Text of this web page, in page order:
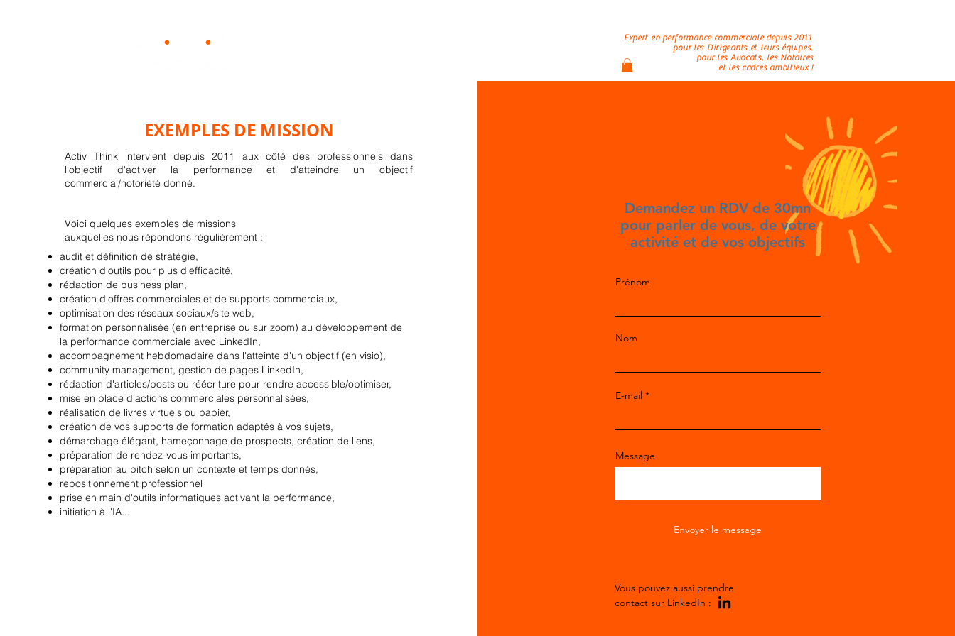
Expert en performance commerciale depuis 2011
pour les Dirigeants et leurs équipes,
pour les Avocats, les Notaires
et les cadres ambitieux !
EXEMPLES DE MISSION
Pass gratuit
7 jours
Activ Think intervient depuis 2011 aux côté des professionnels dans
l'objectif d'activer la performance et d'atteindre un objectif
commercial/notoriété donné.
Voici quelques exemples de missions
auxquelles nous répondons régulièrement :
audit et définition de stratégie,
création d'outils pour plus d'efficacité,
rédaction de business plan,
création d'offres commerciales et de supports commerciaux,
optimisation des réseaux sociaux/site web,
formation personnalisée (en entreprise ou sur zoom) au développement de
la performance commerciale avec LinkedIn,
accompagnement hebdomadaire dans l'atteinte d'un objectif (en visio),
community management, gestion de pages LinkedIn,
rédaction d'articles/posts ou réécriture pour rendre accessible/optimiser,
mise en place d'actions commerciales personnalisées,
réalisation de livres virtuels ou papier,
création de vos supports de formation adaptés à vos sujets,
démarchage élégant, hameçonnage de prospects, création de liens,
préparation de rendez-vous importants,
préparation au pitch selon un contexte et temps donnés,
repositionnement professionnel
prise en main d'outils informatiques activant la performance,
initiation à l'IA...
Demandez un RDV de 30mn
pour parler de vous, de votre
activité et de vos objectifs
Prénom
Nom
E-mail
Message
Envoyer le message
Vous pouvez aussi prendre
contact sur LinkedIn :